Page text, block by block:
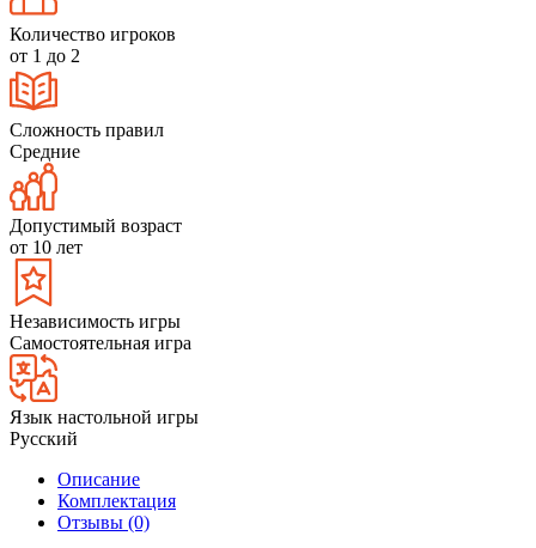
Количество игроков
от 1 до 2
Сложность правил
Средние
Допустимый возраст
от 10 лет
Независимость игры
Самостоятельная игра
Язык настольной игры
Русский
Описание
Комплектация
Отзывы (0)